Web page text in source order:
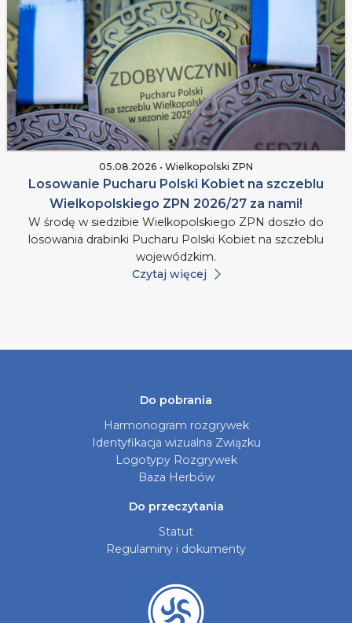
05.08.2026 • Wielkopolski ZPN
Losowanie Pucharu Polski Kobiet na szczeblu
Wielkopolskiego ZPN 2026/27 za nami!
W środę w siedzibie Wielkopolskiego ZPN doszło do
losowania drabinki Pucharu Polski Kobiet na szczeblu
wojewódzkim.
Czytaj więcej
Do pobrania
Harmonogram rozgrywek
Identyfikacja wizualna Związku
Logotypy Rozgrywek
Baza Herbów
Do przeczytania
Statut
Regulaminy i dokumenty